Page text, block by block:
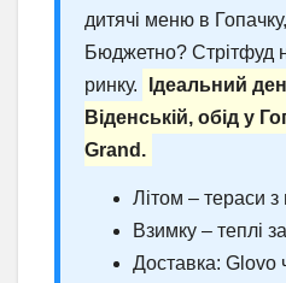
дитячі меню в Гопачку,
Бюджетно? Стрітфуд
ринку.
Ідеальний
Віденській, обід у
Grand.
Літом – тераси
Взимку – теплі
Доставка: Glovo